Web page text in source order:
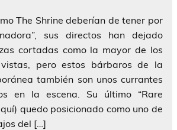
The Shrine deberían de tener por
sus directos han dejado
cortadas como la mayor de los
pero estos bárbaros de la
también son unos currantes
en la escena. Su último “Rare
quedo posicionado como uno de
del […]